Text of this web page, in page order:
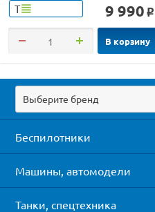
Т 9 990 o
В корзину
Выберите бренд
Беспилотники
Машины, автомодели
Танки, спецтехника